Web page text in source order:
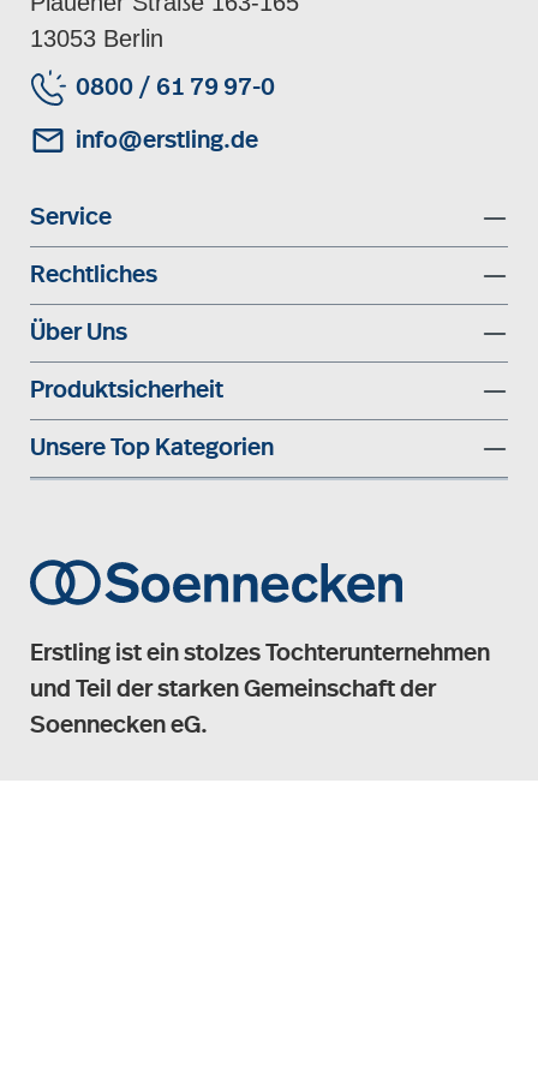
13053 Berlin
0800 / 61 79 97-0
info@erstling.de
Service
Rechtliches
Über Uns
Produktsicherheit
Unsere Top Kategorien
Erstling ist ein stolzes Tochterunternehmen
und Teil der starken Gemeinschaft der
Soennecken eG.